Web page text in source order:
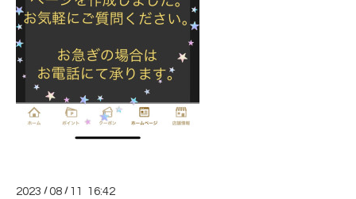
2023 /08 / 11 16:42